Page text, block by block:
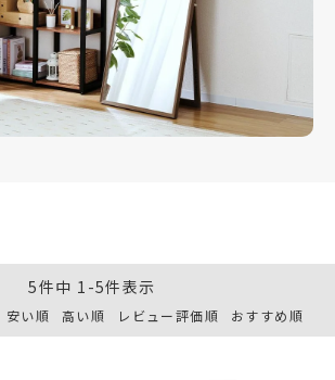
安い順 高い順 レビュー評価順 おすすめ順
5件中 1 -5件表示